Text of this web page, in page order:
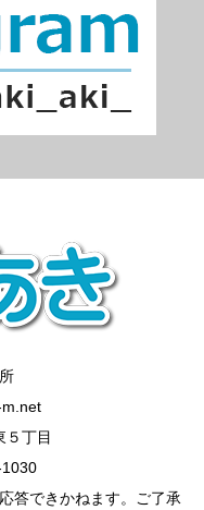
５丁目
答できかねます。ご了承